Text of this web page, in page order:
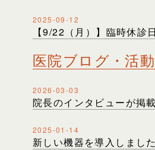
2025-09-12
【9/22（月）】臨時休診
医院ブログ・活
2026-03-03
院長のインタビューが掲
2025-01-14
新しい機器を導入しました